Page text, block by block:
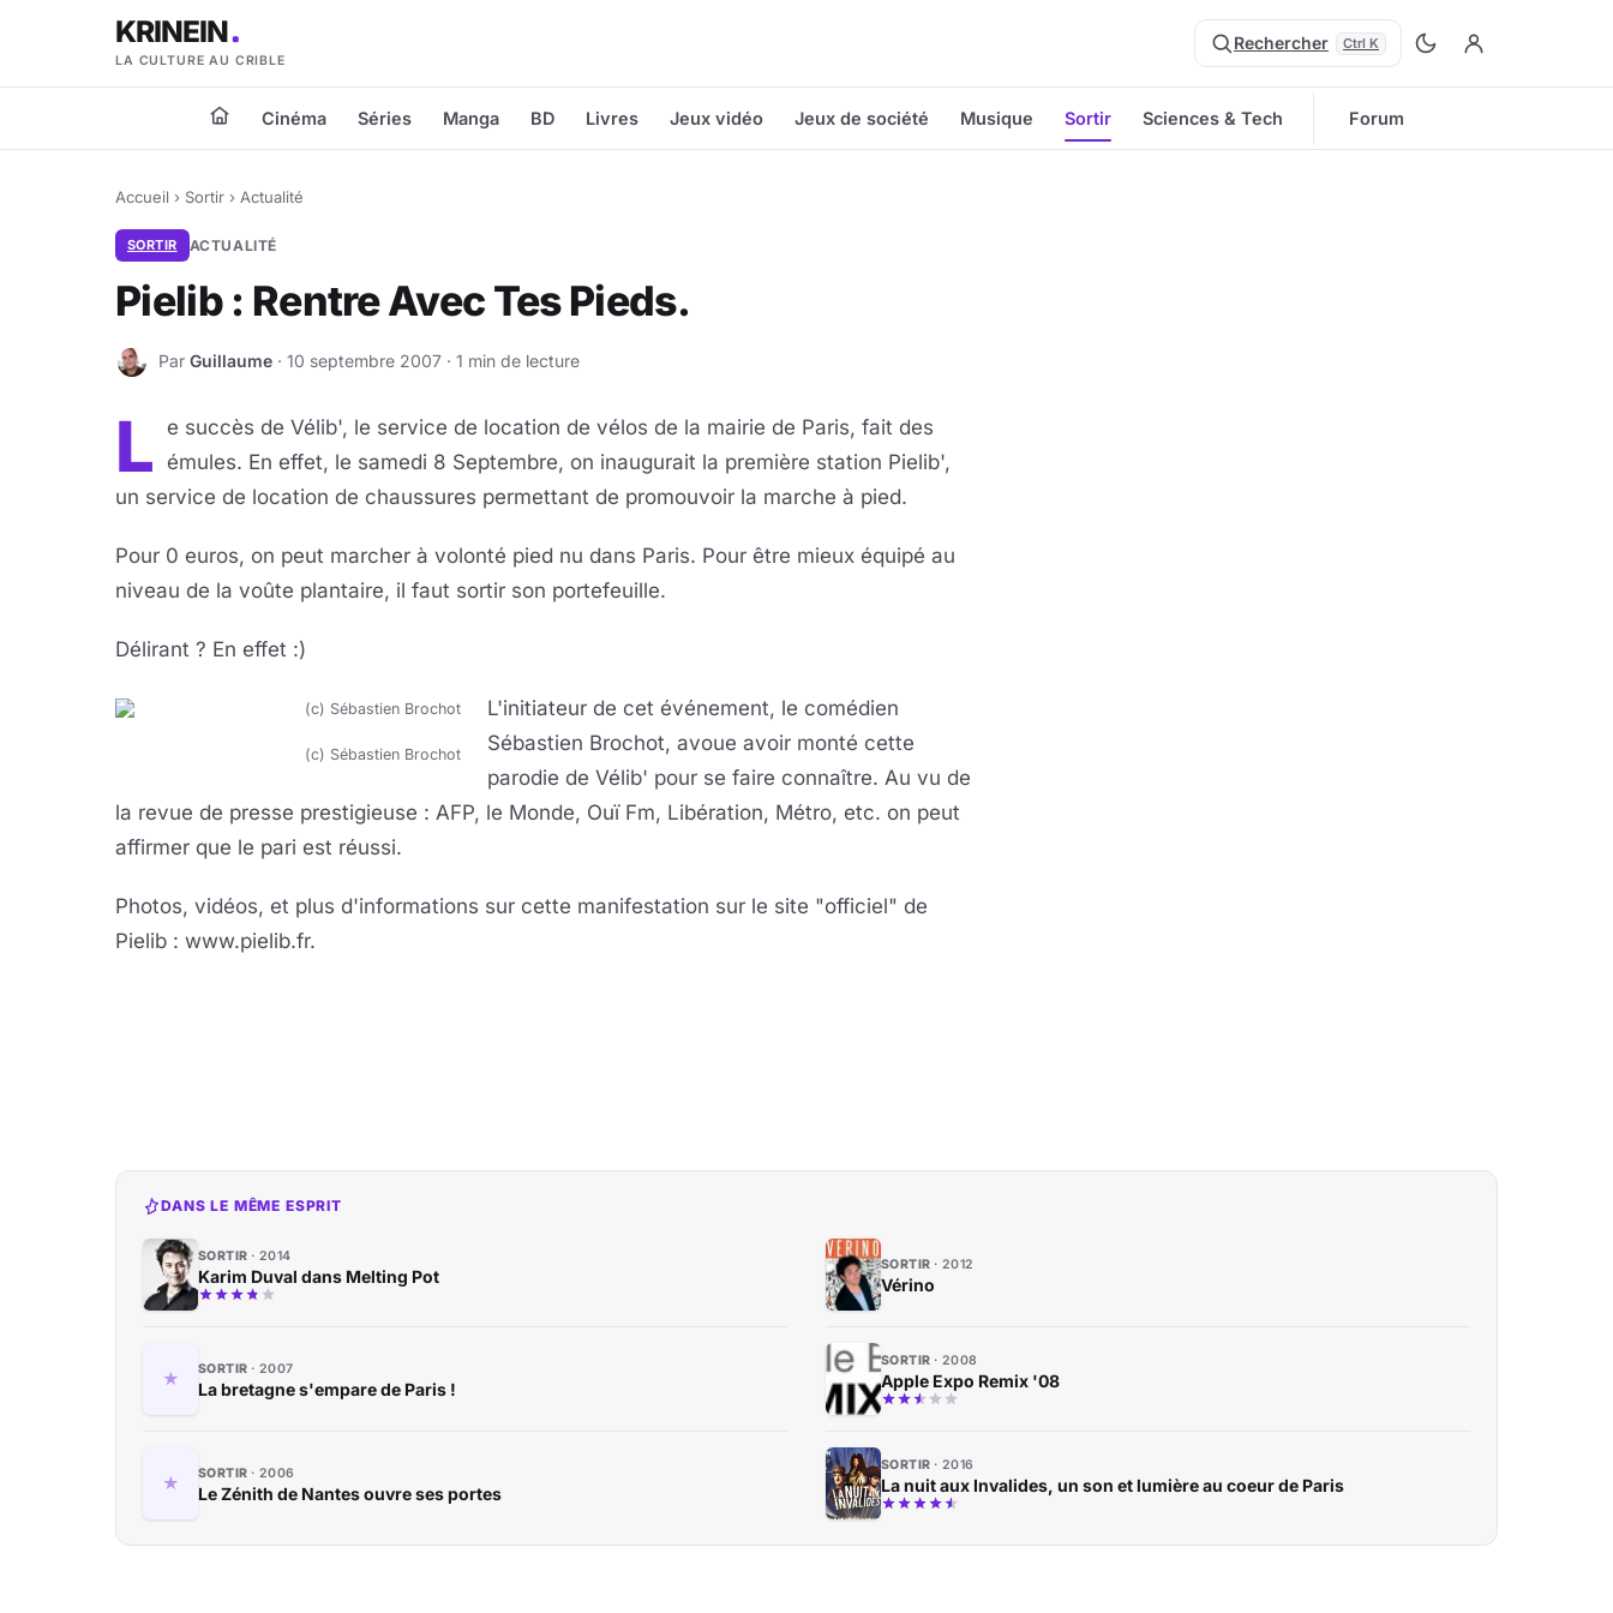
KRINEIN
LA CULTURE AU CRIBLE
Rechercher Ctrl K
Cinéma Séries Manga BD Livres Jeux vidéo Jeux de société Musique Sortir Sciences & Tech Forum
Accueil › Sortir › Actualité
SORTIR ACTUALITÉ
Pielib : Rentre Avec Tes Pieds.
G Par Guillaume · 10 septembre 2007 · 1 min de lecture
L
e succès de Vélib', le service de location de vélos de la mairie de Paris, fait des
émules. En effet, le samedi 8 Septembre, on inaugurait la première station Pielib',
un service de location de chaussures permettant de promouvoir la marche à pied.
Pour 0 euros, on peut marcher à volonté pied nu dans Paris. Pour être mieux équipé au
niveau de la voûte plantaire, il faut sortir son portefeuille.
Délirant ? En effet :)
(c) Sébastien Brochot
L'initiateur de cet événement, le comédien
Sébastien Brochot, avoue avoir monté cette
parodie de Vélib' pour se faire connaître. Au vu de
la revue de presse prestigieuse : AFP, le Monde, Ouï Fm, Libération, Métro, etc. on peut
affirmer que le pari est réussi.
Photos, vidéos, et plus d'informations sur cette manifestation sur le site "officiel" de
Pielib : www.pielib.fr.
DANS LE MÊME ESPRIT
SORTIR 2014
Karim Duval dans Melting Pot
SORTIR 2012
Vérino
SORTIR 2007
La bretagne s'empare de Paris !
SORTIR 2008
Apple Expo Remix '08
SORTIR 2006
Le Zénith de Nantes ouvre ses portes
SORTIR 2016
La nuit aux Invalides, un son et lumière au coeur de Paris